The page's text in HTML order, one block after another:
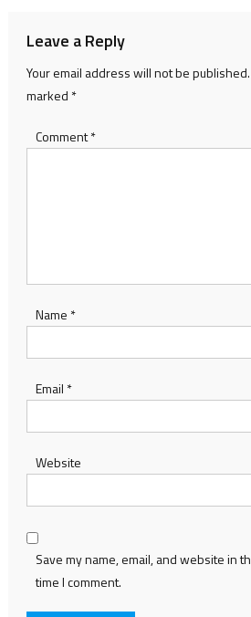
Leave a Reply
Your email address will not be published.
marked *
Comment*
Name *
Email *
Website
Save my name, email, and website in
time I comment.